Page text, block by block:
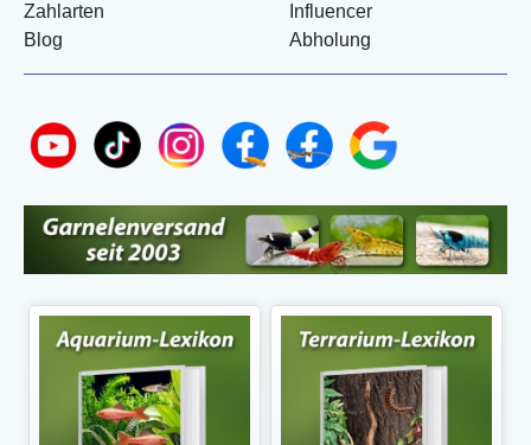
Zahlarten
Blog
Influencer
Abholung